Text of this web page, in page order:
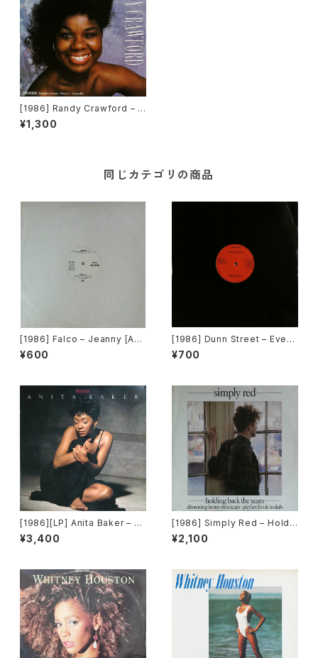
[1986] Randy Crawford – A
lmaz / Desire [Warner Bro
s. Records]
¥1,300
同じカテゴリの商品
[1986] Falco – Jeanny [A&
M Records][PROMO]
¥600
[1986] Dunn Street – Even
A Fool [J & G Records]
¥700
[1986][LP] Anita Baker – Ra
pture [Elektra]
¥3,400
[1986] Simply Red – Holdin
g Back The Years [WEA]
¥2,100